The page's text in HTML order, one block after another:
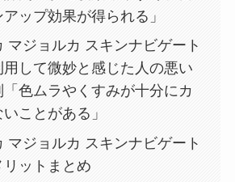
ップ効果が得られる」
マジョルカ スキンナビゲート
用して微妙と感じた人の悪い
「色ムラやくすみが十分にカ
ことがある」
マジョルカ スキンナビゲート
リットまとめ